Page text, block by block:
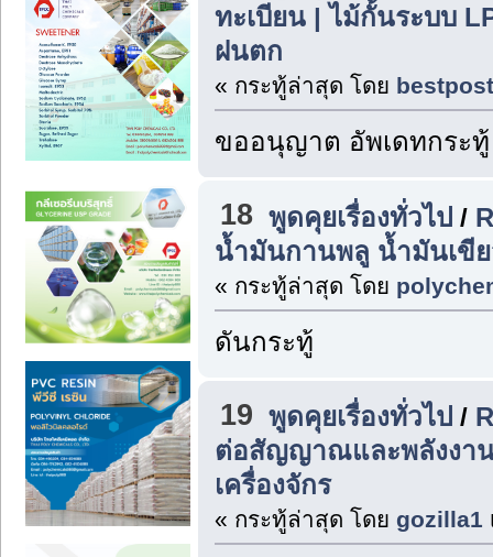
ทะเบียน | ไม้กั้นระบบ
ฝนตก
« กระทู้ล่าสุด โดย
ขออนุญาต อัพเดทกระทู้
18 พูดคุยเรื่องทั่วไป /
น้ำมันกานพลู น้ำมันเขี
« กระทู้ล่าสุด โดย
ดันกระทู้
19 พูดคุยเรื่องทั่วไป /
ต่อสัญญาณและพลังงา
เครื่องจักร
« กระทู้ล่าสุด โดย gozilla1